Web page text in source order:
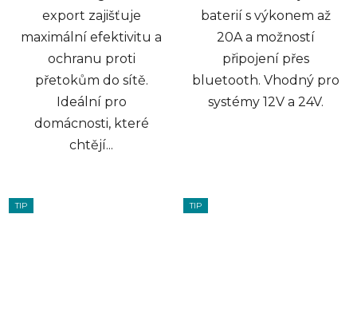
export zajišťuje
maximální efektivitu a
ochranu proti
přetokům do sítě.
Ideální pro
domácnosti, které
chtějí...
baterií s výkonem až
20A a možností
připojení přes
bluetooth. Vhodný pro
systémy 12V a 24V.
TIP TIP